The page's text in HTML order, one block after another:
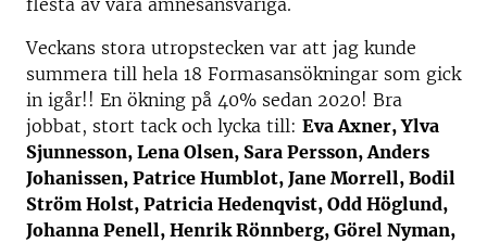
flesta av våra ämnesansvariga.
Veckans stora utropstecken var att jag kunde
summera till hela 18 Formasansökningar som gick
in igår!! En ökning på 40% sedan 2020! Bra
jobbat, stort tack och lycka till: Eva Axner, Ylva
Sjunnesson, Lena Olsen, Sara Persson, Anders
Johanissen, Patrice Humblot, Jane Morrell, Bodil
Ström Holst, Patricia Hedenqvist, Odd Höglund,
Johanna Penell, Henrik Rönnberg, Görel Nyman,